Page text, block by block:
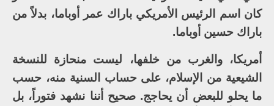
كان اسم الرئيس الأمريكي باراك عمر أوباما، بدلاً من
باراك حسين أوباما.
أمريكا، والغرب من خلفها، ليست منحازة للنسخة
الشيعية من الإسلام، على حساب السنية منه، حسب
ما يحلو للبعض أن يحاجج. صحيح أننا نشهد فتوراً، بل